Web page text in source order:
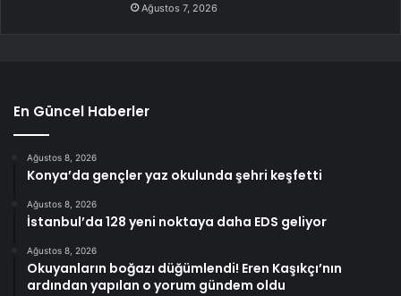
Ağustos 7, 2026
En Güncel Haberler
Ağustos 8, 2026
Konya’da gençler yaz okulunda şehri keşfetti
Ağustos 8, 2026
İstanbul’da 128 yeni noktaya daha EDS geliyor
Ağustos 8, 2026
Okuyanların boğazı düğümlendi! Eren Kaşıkçı’nın
ardından yapılan o yorum gündem oldu